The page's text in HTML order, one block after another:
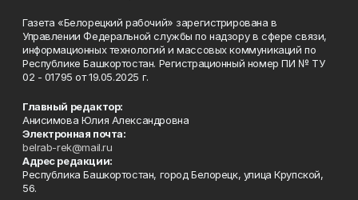
Газета «Белорецкий рабочий» зарегистрирована в
Управлении Федеральной службы по надзору в сфере связи,
информационных технологий и массовых коммуникаций по
Республике Башкортостан. Регистрационный номер ПИ № ТУ
02 - 01795 от 19.05.2025 г.
Главный редактор:
Анисимова Юлия Александровна
Электронная почта:
belrab-rek@mail.ru
Адрес редакции:
Республика Башкортостан, город Белорецк, улица Крупской,
56.